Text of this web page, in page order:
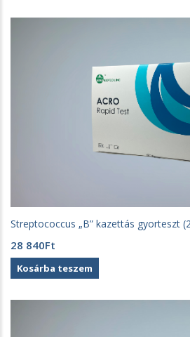
Streptococcus „B” kazettás gyorteszt
28 840Ft
Kosárba teszem